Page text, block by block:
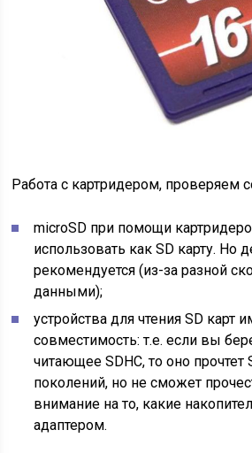
Работа с картридером, проверяем
microSD при помощи
использовать как SD карту. Но
рекомендуется (из-за разной
данными);
устройства для чтения SD карт
совместимость: т.е. если вы
читающее SDHC, то оно прочтет
поколений, но не сможет
внимание на то, какие
адаптером.